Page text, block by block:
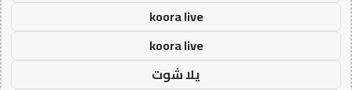
koora live
koora live
يلا شوت